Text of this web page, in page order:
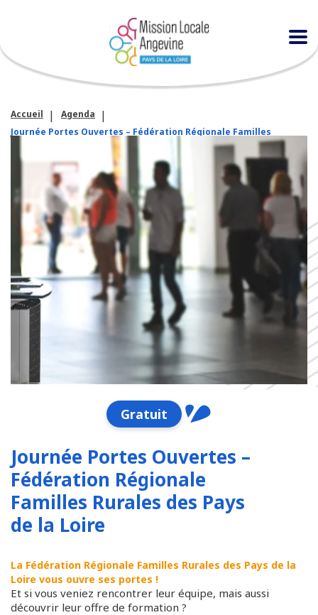
Accueil
Agenda
Journée Portes Ouvertes – Fédération Régionale Familles
Rurales des Pays de la Loire
Gratuit
Journée Portes Ouvertes –
Fédération Régionale
Familles Rurales des Pays
de la Loire
La Fédération Régionale Familles Rurales des Pays de la
Loire vous ouvre ses portes !
Et si vous veniez rencontrer leur équipe, mais aussi
découvrir leur offre de formation ?